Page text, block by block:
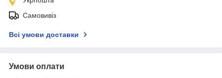
Самовивіз
Всі умови доставки
Умови оплати